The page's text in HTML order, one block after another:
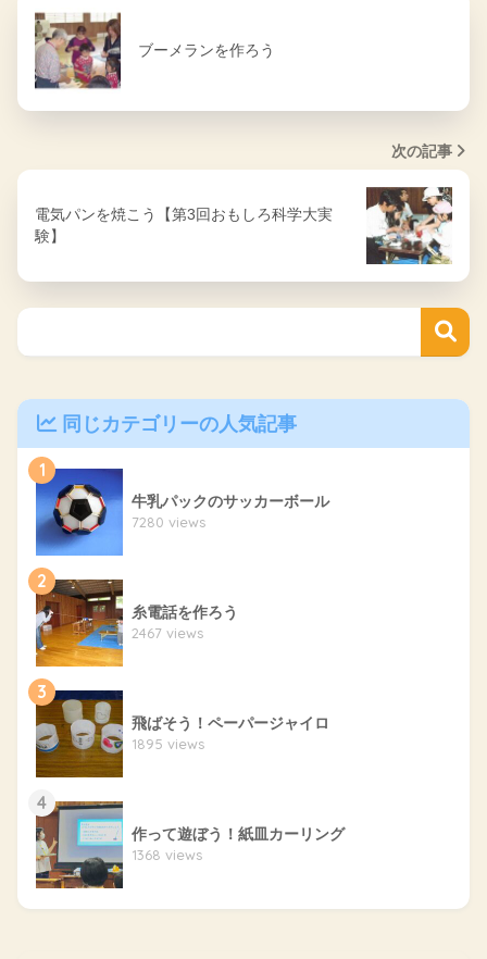
ブーメランを作ろう
次の記事
電気パンを焼こう【第3回おもしろ科学大実
験】
同じカテゴリーの人気記事
1
牛乳パックのサッカーボール
7280 views
2
糸電話を作ろう
2467 views
3
飛ばそう！ペーパージャイロ
1895 views
4
作って遊ぼう！紙皿カーリング
1368 views